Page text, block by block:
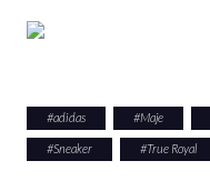
#adidas #Maje
#Sneaker #True Royal